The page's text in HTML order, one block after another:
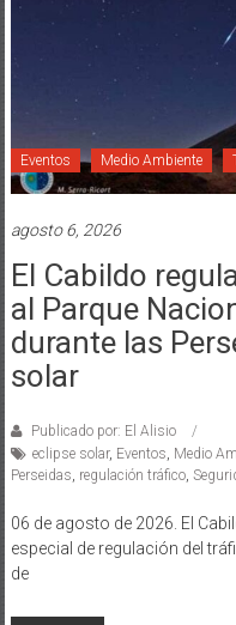
Eventos Medio Ambiente
agosto 6, 2026
El Cabildo
al Parque
durante las
solar
Publicado por: El Alisio
eclipse solar, Eventos, Medio
Perseidas, regulación tráfico,
06 de agosto de 2026. El
especial de regulación del
de